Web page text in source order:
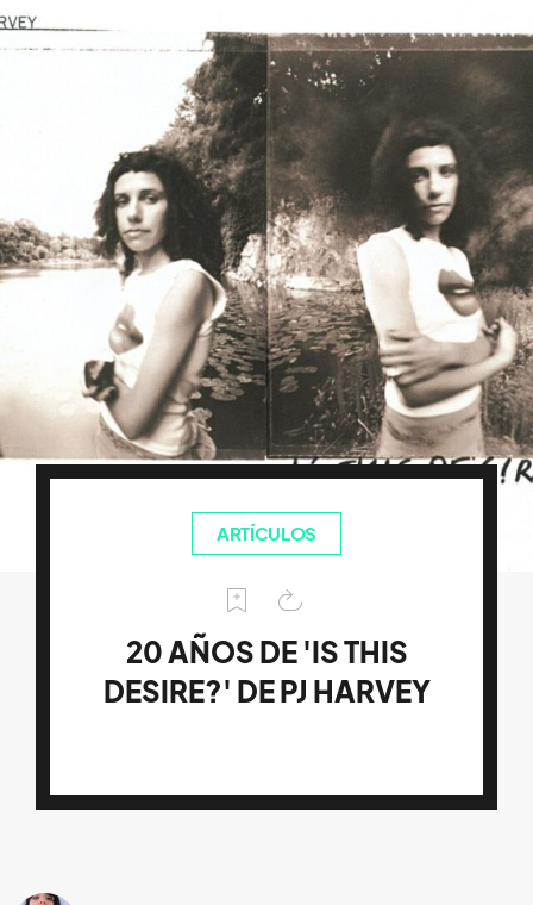
ARTÍCULOS
20 AÑOS DE 'IS THIS
DESIRE?' DE PJ HARVEY